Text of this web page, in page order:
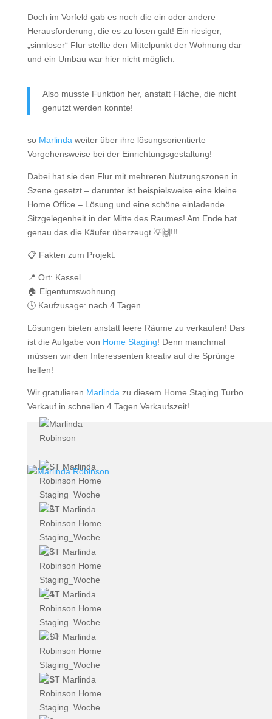
Doch im Vorfeld gab es noch die ein oder andere
Herausforderung, die es zu lösen galt! Ein riesiger,
„sinnloser“ Flur stellte den Mittelpunkt der Wohnung dar
und ein Umbau war hier nicht möglich.
Also musste Funktion her, anstatt Fläche, die nicht
genutzt werden konnte!
so Marlinda weiter über ihre lösungsorientierte
Vorgehensweise bei der Einrichtungsgestaltung!
Dabei hat sie den Flur mit mehreren Nutzungszonen in
Szene gesetzt – darunter ist beispielsweise eine kleine
Home Office – Lösung und eine schöne einladende
Sitzgelegenheit in der Mitte des Raumes! Am Ende hat
genau das die Käufer überzeugt 💡🙌!!!
📋 Fakten zum Projekt:
📍 Ort: Kassel
🏠 Eigentumswohnung
🕓 Kaufzusage: nach 4 Tagen
Lösungen bieten anstatt leere Räume zu verkaufen! Das
ist die Aufgabe von Home Staging! Denn manchmal
müssen wir den Interessenten kreativ auf die Sprünge
helfen!
Wir gratulieren Marlinda zu diesem Home Staging Turbo
Verkauf in schnellen 4 Tagen Verkaufszeit!